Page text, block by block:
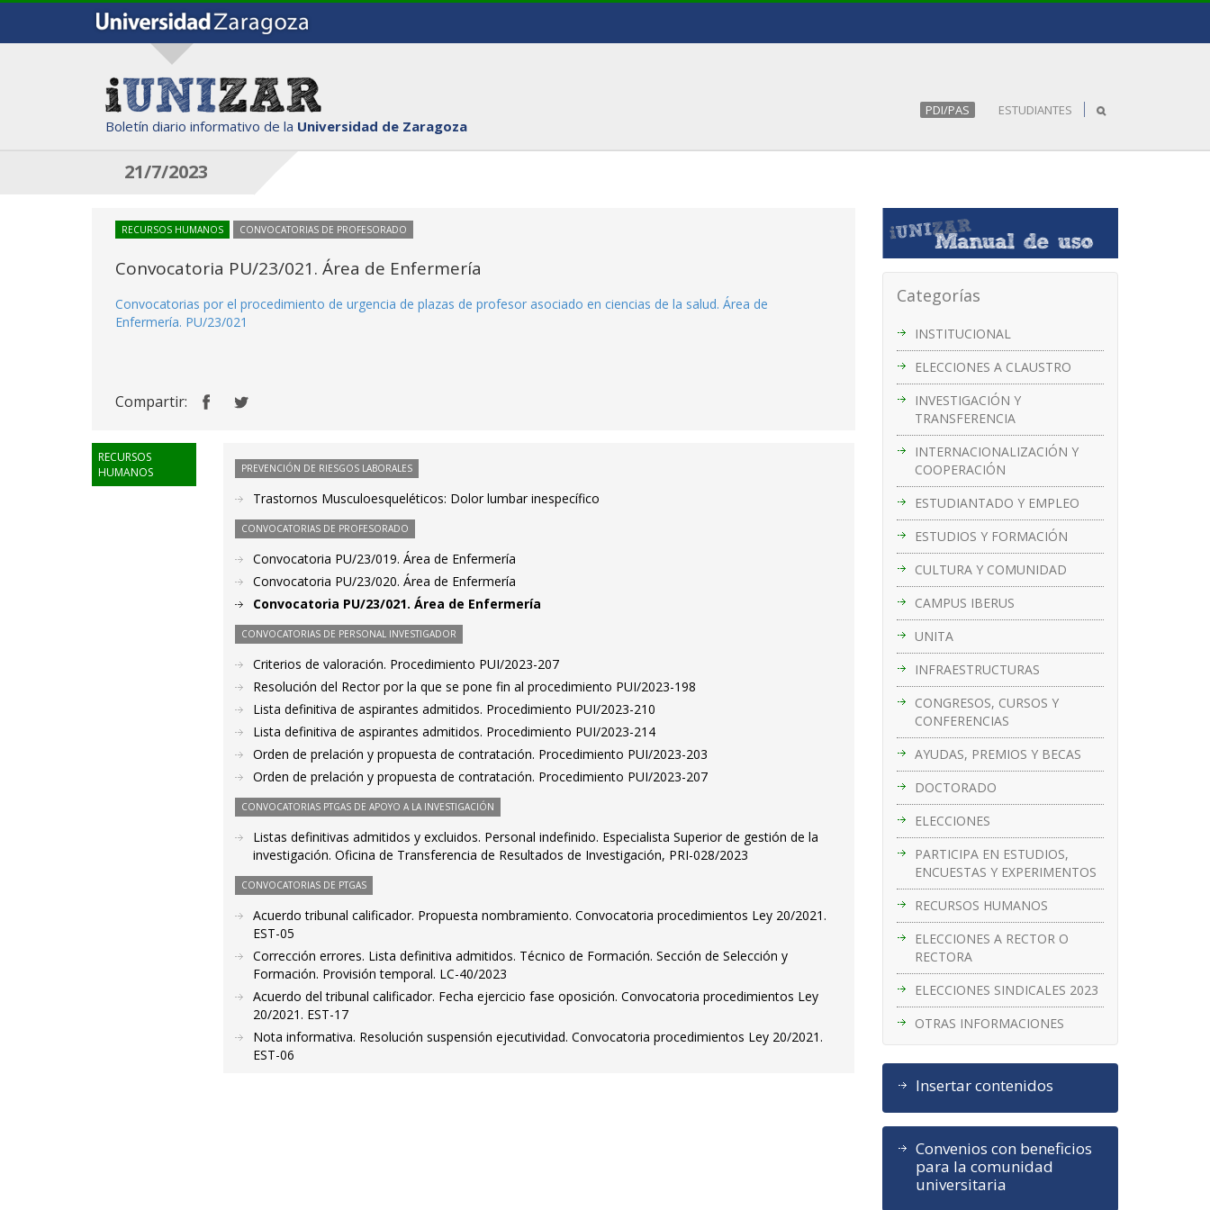
Boletín diario informativo de la Universidad de Zaragoza
PDI/PAS ESTUDIANTES
21/7/2023
Categorías
INSTITUCIONAL
ELECCIONES A CLAUSTRO
INVESTIGACIÓN Y
TRANSFERENCIA
INTERNACIONALIZACIÓN Y
COOPERACIÓN
ESTUDIANTADO Y EMPLEO
ESTUDIOS Y FORMACIÓN
CULTURA Y COMUNIDAD
CAMPUS IBERUS
UNITA
INFRAESTRUCTURAS
CONGRESOS, CURSOS Y
CONFERENCIAS
AYUDAS, PREMIOS Y BECAS
DOCTORADO
ELECCIONES
PARTICIPA EN ESTUDIOS,
ENCUESTAS Y EXPERIMENTOS
RECURSOS HUMANOS
ELECCIONES A RECTOR O
RECTORA
ELECCIONES SINDICALES 2023
OTRAS INFORMACIONES
Insertar contenidos
Convenios con beneficios
para la comunidad
universitaria
RECURSOS HUMANOS CONVOCATORIAS DE PROFESORADO
Convocatoria PU/23/021. Área de Enfermería
Convocatorias por el procedimiento de urgencia de plazas de profesor asociado en ciencias de la salud. Área de
Enfermería. PU/23/021
Compartir:
RECURSOS
HUMANOS
PREVENCIÓN DE RIESGOS LABORALES
Trastornos Musculoesqueléticos: Dolor lumbar inespecífico
CONVOCATORIAS DE PROFESORADO
Convocatoria PU/23/019. Área de Enfermería
Convocatoria PU/23/020. Área de Enfermería
Convocatoria PU/23/021. Área de Enfermería
CONVOCATORIAS DE PERSONAL INVESTIGADOR
Criterios de valoración. Procedimiento PUI/2023-207
Resolución del Rector por la que se pone fin al procedimiento PUI/2023-198
Lista definitiva de aspirantes admitidos. Procedimiento PUI/2023-210
Lista definitiva de aspirantes admitidos. Procedimiento PUI/2023-214
Orden de prelación y propuesta de contratación. Procedimiento PUI/2023-203
Orden de prelación y propuesta de contratación. Procedimiento PUI/2023-207
CONVOCATORIAS PTGAS DE APOYO A LA INVESTIGACIÓN
Listas definitivas admitidos y excluidos. Personal indefinido. Especialista Superior de gestión de la
investigación. Oficina de Transferencia de Resultados de Investigación, PRI-028/2023
CONVOCATORIAS DE PTGAS
Acuerdo tribunal calificador. Propuesta nombramiento. Convocatoria procedimientos Ley 20/2021.
EST-05
Corrección errores. Lista definitiva admitidos. Técnico de Formación. Sección de Selección y
Formación. Provisión temporal. LC-40/2023
Acuerdo del tribunal calificador. Fecha ejercicio fase oposición. Convocatoria procedimientos Ley
20/2021. EST-17
Nota informativa. Resolución suspensión ejecutividad. Convocatoria procedimientos Ley 20/2021.
EST-06